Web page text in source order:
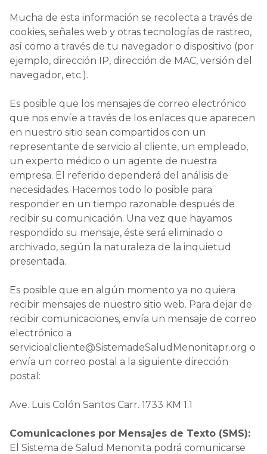
Mucha de esta información se recolecta a través de
cookies, señales web y otras tecnologías de rastreo,
así como a través de tu navegador o dispositivo (por
ejemplo, dirección IP, dirección de MAC, versión del
navegador, etc.).
Es posible que los mensajes de correo electrónico
que nos envíe a través de los enlaces que aparecen
en nuestro sitio sean compartidos con un
representante de servicio al cliente, un empleado,
un experto médico o un agente de nuestra
empresa. El referido dependerá del análisis de
necesidades. Hacemos todo lo posible para
responder en un tiempo razonable después de
recibir su comunicación. Una vez que hayamos
respondido su mensaje, éste será eliminado o
archivado, según la naturaleza de la inquietud
presentada.
Es posible que en algún momento ya no quiera
recibir mensajes de nuestro sitio web. Para dejar de
recibir comunicaciones, envía un mensaje de correo
electrónico a
servicioalcliente@SistemadeSaludMenonitapr.org o
envía un correo postal a la siguiente dirección
postal:
Ave. Luis Colón Santos Carr. 1733 KM 1.1
Comunicaciones por Mensajes de Texto (SMS):
El Sistema de Salud Menonita podrá comunicarse